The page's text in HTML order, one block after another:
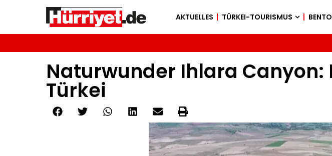
AKTUELLES TÜRKEI-TOURISMUS
Naturwunder Ihlara
Türkei